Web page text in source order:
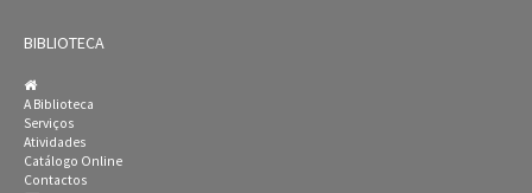
BIBLIOTECA
A Biblioteca
Serviços
Atividades
Catálogo Online
Contactos